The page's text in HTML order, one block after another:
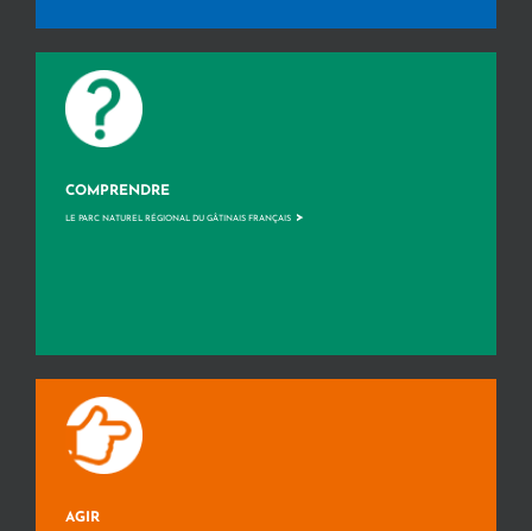
COMPRENDRE
LE PARC NATUREL RÉGIONAL DU GÂTINAIS FRANÇAIS >
AGIR